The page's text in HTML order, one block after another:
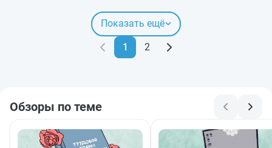
Показать ещё
1 2
Обзоры по теме